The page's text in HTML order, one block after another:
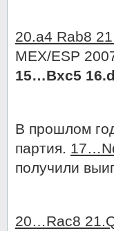
20.a4 Rab8
MEX/ESP
15…Bxc5
В прошлом
партия.
получили
20…Rac8